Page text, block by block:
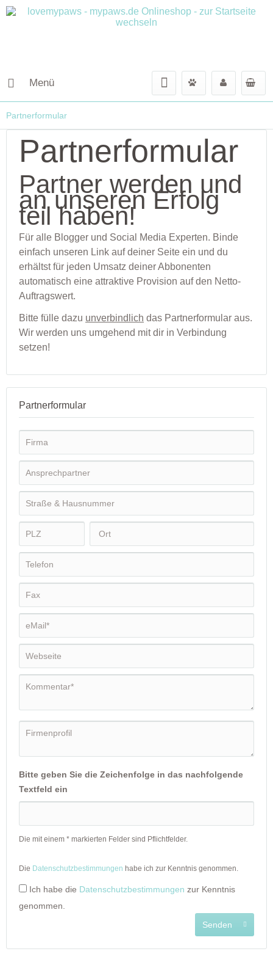
Menü
Partnerformular
Partnerformular
Partner werden und
an unseren Erfolg
teil haben!
Für alle Blogger und Social Media Experten. Binde
einfach unseren Link auf deiner Seite ein und du
erhältst für jeden Umsatz deiner Abbonenten
automatisch eine attraktive Provision auf den Netto-
Auftragswert.
Bitte fülle dazu unverbindlich das Partnerformular aus.
Wir werden uns umgehend mit dir in Verbindung
setzen!
Partnerformular
Bitte geben Sie die Zeichenfolge in das nachfolgende
Textfeld ein
Die mit einem * markierten Felder sind Pflichtfelder.
Die Datenschutzbestimmungen habe ich zur Kenntnis genommen.
Ich habe die Datenschutzbestimmungen zur Kenntnis
genommen.
Senden